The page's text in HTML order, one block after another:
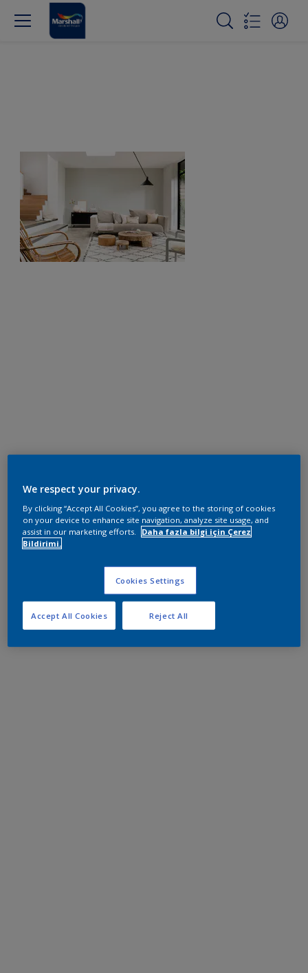
We respect your privacy.
By clicking “Accept All Cookies”, you agree to the storing of cookies
on your device to enhance site navigation, analyze site usage, and
assist in our marketing efforts.
Daha fazla bilgi için Çerez
Bildirimi.
Cookies Settings
Reject All
Accept All Cookies